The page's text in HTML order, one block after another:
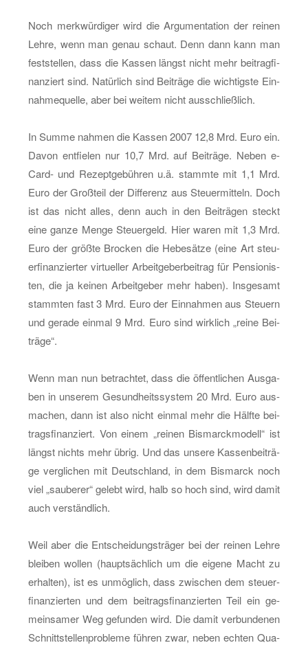
Noch merk­wür­di­ger wird die Ar­gu­men­ta­ti­on der rei­nen
Lehre, wenn man genau schaut. Denn dann kann man
fest­stel­len, dass die Kas­sen längst nicht mehr bei­trag­fi­
nan­ziert sind. Na­tür­lich sind Bei­trä­ge die wich­tigs­te Ein­
nah­me­quel­le, aber bei wei­tem nicht aus­schließ­lich.
In Summe nah­men die Kas­sen 2007 12,8 Mrd. Euro ein.
Davon ent­fie­len nur 10,7 Mrd. auf Bei­trä­ge. Neben e-
Card- und Re­zept­ge­büh­ren u.ä. stamm­te mit 1,1 Mrd.
Euro der Groß­teil der Dif­fe­renz aus Steu­er­mit­teln. Doch
ist das nicht alles, denn auch in den Bei­trä­gen steckt
eine ganze Menge Steu­er­geld. Hier waren mit 1,3 Mrd.
Euro der größ­te Bro­cken die He­be­sät­ze (eine Art steu­
er­fi­nan­zier­ter vir­tu­el­ler Ar­beit­ge­ber­bei­trag für Pen­sio­nis­
ten, die ja kei­nen Ar­beit­ge­ber mehr haben). Ins­ge­samt
stamm­ten fast 3 Mrd. Euro der Ein­nah­men aus Steu­ern
und ge­ra­de ein­mal 9 Mrd. Euro sind wirk­lich „reine Bei­
trä­ge“.
Wenn man nun be­trach­tet, dass die öf­fent­li­chen Aus­ga­
ben in un­se­rem Ge­sund­heits­sys­tem 20 Mrd. Euro aus­
ma­chen, dann ist also nicht ein­mal mehr die Hälf­te bei­
trags­fi­nan­ziert. Von einem „rei­nen Bis­marck­mo­dell“ ist
längst nichts mehr übrig. Und das un­se­re Kas­sen­bei­trä­
ge ver­gli­chen mit Deutsch­land, in dem Bis­marck noch
viel „sau­be­rer“ ge­lebt wird, halb so hoch sind, wird damit
auch ver­ständ­lich.
Weil aber die Ent­schei­dungs­trä­ger bei der rei­nen Lehre
blei­ben wol­len (haupt­säch­lich um die ei­ge­ne Macht zu
er­hal­ten), ist es un­mög­lich, dass zwi­schen dem steu­er­
fi­nan­zier­ten und dem bei­trags­fi­nan­zier­ten Teil ein ge­
mein­sa­mer Weg ge­fun­den wird. Die damit ver­bun­de­nen
Schnitt­stel­len­pro­ble­me füh­ren zwar, neben ech­ten Qua­